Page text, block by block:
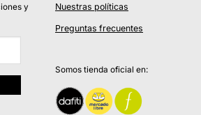
y
Nuestras políticas
Preguntas frecuentes
Somos tienda oficial en: